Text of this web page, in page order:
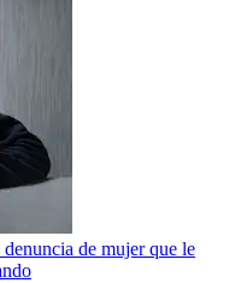
de mujer que le